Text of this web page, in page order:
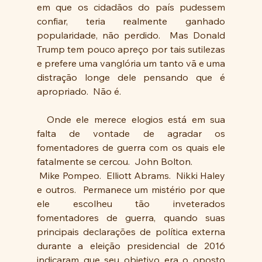
em que os cidadãos do país pudessem
confiar, teria realmente ganhado
popularidade, não perdido.  Mas Donald
Trump tem pouco apreço por tais sutilezas
e prefere uma vanglória um tanto vã e uma
distração longe dele pensando que é
apropriado.  Não é.
falta de vontade de agradar os
fomentadores de guerra com os quais ele
fatalmente se cercou.  John Bolton.
e outros.  Permanece um mistério por que
ele escolheu tão inveterados
fomentadores de guerra, quando suas
principais declarações de política externa
durante a eleição presidencial de 2016
indicaram que seu objetivo era o oposto